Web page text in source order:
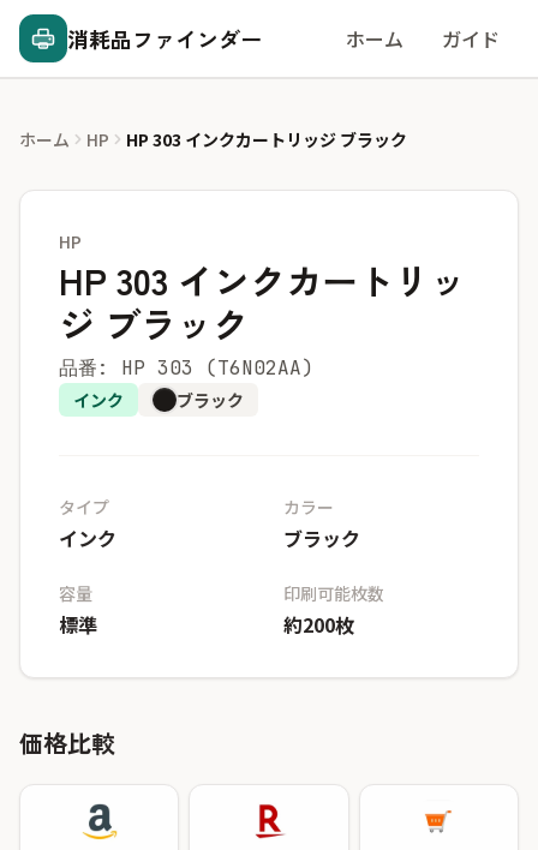
消耗品ファインダー ホーム ガイド
ホーム HP HP 303 インクカートリッジ ブラック
HP
HP 303 インクカートリッ
ジ ブラック
品番: HP 303 (T6N02AA)
インク ブラック
タイプ
インク
カラー
ブラック
容量
標準
印刷可能枚数
約200枚
価格比較